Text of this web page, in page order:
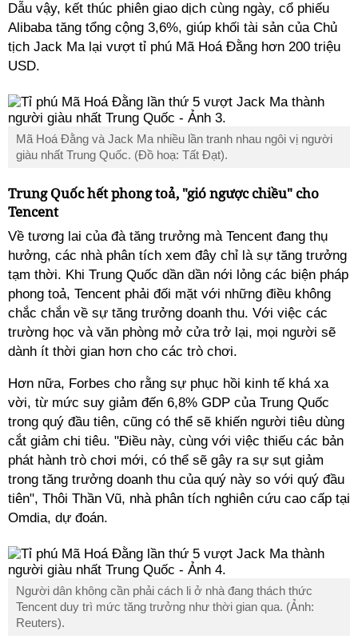
Dẫu vậy, kết thúc phiên giao dịch cùng ngày, cổ phiếu
Alibaba tăng tổng cộng 3,6%, giúp khối tài sản của Chủ
tịch Jack Ma lại vượt tỉ phú Mã Hoá Đằng hơn 200 triệu
USD.
Mã Hoá Đằng và Jack Ma nhiều lần tranh nhau ngôi vị người
giàu nhất Trung Quốc. (Đồ hoạ: Tất Đạt).
Trung Quốc hết phong toả, "gió ngược chiều" cho
Tencent
Về tương lai của đà tăng trưởng mà Tencent đang thụ
hưởng, các nhà phân tích xem đây chỉ là sự tăng trưởng
tạm thời. Khi Trung Quốc dần dần nới lỏng các biện pháp
phong toả, Tencent phải đối mặt với những điều không
chắc chắn về sự tăng trưởng doanh thu. Với việc các
trường học và văn phòng mở cửa trở lại, mọi người sẽ
dành ít thời gian hơn cho các trò chơi.
Hơn nữa, Forbes cho rằng sự phục hồi kinh tế khá xa
vời, từ mức suy giảm đến 6,8% GDP của Trung Quốc
trong quý đầu tiên, cũng có thể sẽ khiến người tiêu dùng
cắt giảm chi tiêu. "Điều này, cùng với việc thiếu các bản
phát hành trò chơi mới, có thể sẽ gây ra sự sụt giảm
trong tăng trưởng doanh thu của quý này so với quý đầu
tiên", Thôi Thần Vũ, nhà phân tích nghiên cứu cao cấp tại
Omdia, dự đoán.
Người dân không cần phải cách li ở nhà đang thách thức
Tencent duy trì mức tăng trưởng như thời gian qua. (Ảnh:
Reuters).